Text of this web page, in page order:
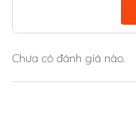
Chưa có đánh giá nào.